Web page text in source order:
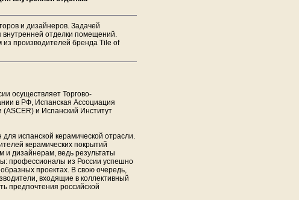
и дизайнеров. Задачей
внутренней отделки помещений.
производителей бренда Tile of
осуществляет Торгово-
в РФ, Испанская Ассоциация
и Испанский Институт
для испанской керамической отрасли.
керамических покрытий
и дизайнерам, ведь результаты
профессионалы из России успешно
проектах. В свою очередь,
входящие в коллективный
предпочтения российской